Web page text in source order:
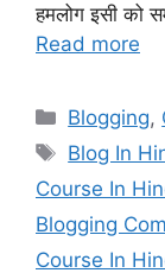
हमलोग इसी को
Read more
Blogging,
Tags
Blog In
Course In
Blogging
Course In